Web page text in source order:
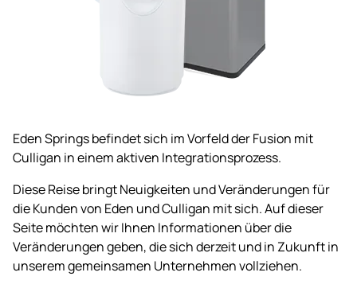
Eden Springs befindet sich im Vorfeld der Fusion mit
Culligan in einem aktiven Integrationsprozess.
Diese Reise bringt Neuigkeiten und Veränderungen für
die Kunden von Eden und Culligan mit sich. Auf dieser
Seite möchten wir Ihnen Informationen über die
Veränderungen geben, die sich derzeit und in Zukunft in
unserem gemeinsamen Unternehmen vollziehen.